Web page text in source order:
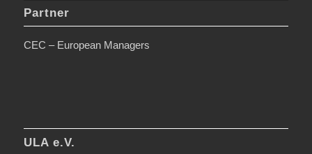
Partner
CEC – European Managers
ULA e.V.